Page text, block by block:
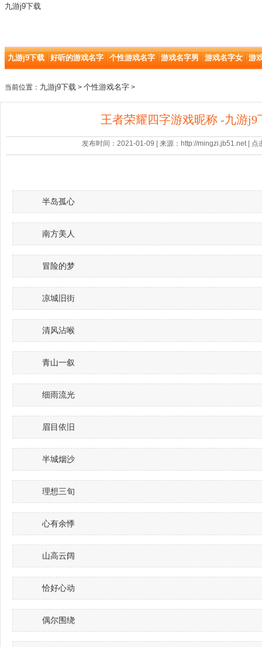
九游j9下载
九游j9下载 好听的游戏名字 个性游戏名字 游戏名字男 游戏名字女 游
当前位置： 九游j9下载 > 个性游戏名字 >
王者荣耀四字游戏昵称 -九游j9
发布时间：2021-01-09 | 来源：http://mingzi.jb51.net | 点
半岛孤心
南方美人
冒险的梦
凉城旧街
清风沾喉
青山一叙
细雨流光
眉目依旧
半城烟沙
理想三旬
心有余悸
山高云阔
恰好心动
偶尔围绕